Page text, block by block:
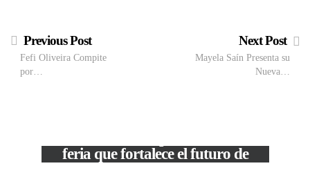
Previous Post
Fefi Oliveira Compite
por…
Next Post
Mayela Saín Presenta su
Nueva…
feria que fortalece el futuro de